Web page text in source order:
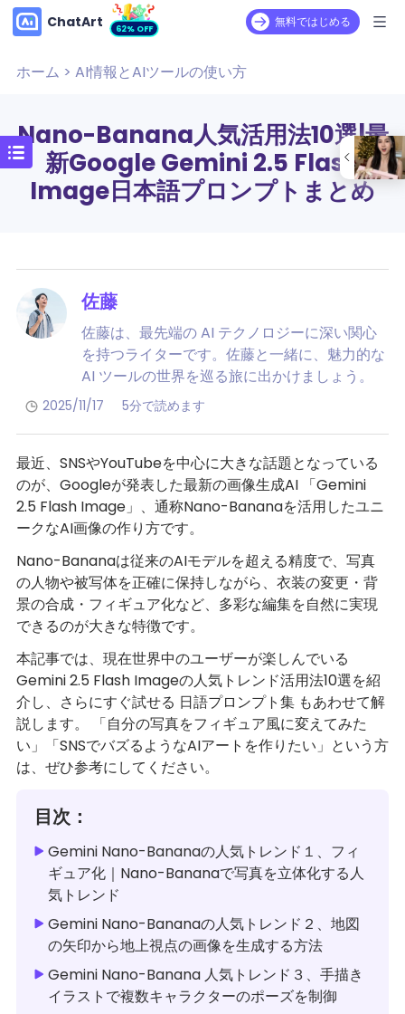
ChatArt 62% OFF 無料ではじめる
ホーム > AI情報とAIツールの使い方
Nano-Banana人気活用法10選|最
新Google Gemini 2.5 Flash
Image日本語プロンプトまとめ
佐藤
佐藤は、最先端の AI テクノロジーに深い関心
を持つライターです。佐藤と一緒に、魅力的な
AI ツールの世界を巡る旅に出かけましょう。
2025/11/17 5分で読めます
最近、SNSやYouTubeを中心に大きな話題となっている
のが、Googleが発表した最新の画像生成AI 「Gemini
2.5 Flash Image」、通称Nano-Bananaを活用したユニ
ークなAI画像の作り方です。
Nano-Bananaは従来のAIモデルを超える精度で、写真
の人物や被写体を正確に保持しながら、衣装の変更・背
景の合成・フィギュア化など、多彩な編集を自然に実現
できるのが大きな特徴です。
本記事では、現在世界中のユーザーが楽しんでいる
Gemini 2.5 Flash Imageの人気トレンド活用法10選を紹
介し、さらにすぐ試せる 日語プロンプト集 もあわせて解
説します。 「自分の写真をフィギュア風に変えてみた
い」「SNSでバズるようなAIアートを作りたい」という方
は、ぜひ参考にしてください。
目次：
Gemini Nano-Bananaの人気トレンド１、フィ
ギュア化｜Nano-Bananaで写真を立体化する人
気トレンド
Gemini Nano-Bananaの人気トレンド２、地図
の矢印から地上視点の画像を生成する方法
Gemini Nano-Banana 人気トレンド３、手描き
イラストで複数キャラクターのポーズを制御